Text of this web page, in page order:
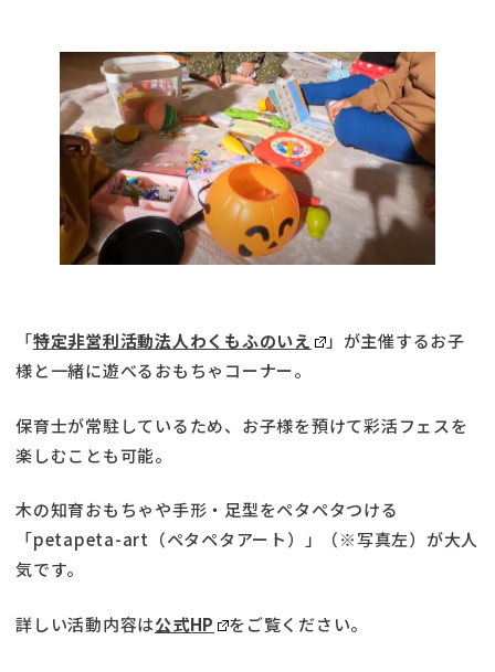
「特定非営利活動法人わくもふのいえ
」が主催するお子
様と一緒に遊べるおもちゃコーナー。
保育士が常駐しているため、お子様を預けて彩活フェスを
楽しむことも可能。
木の知育おもちゃや手形・足型をペタペタつける
「petapeta-art（ペタペタアート）」（※写真左）が大人
気です。
詳しい活動内容は公式HP をご覧ください。